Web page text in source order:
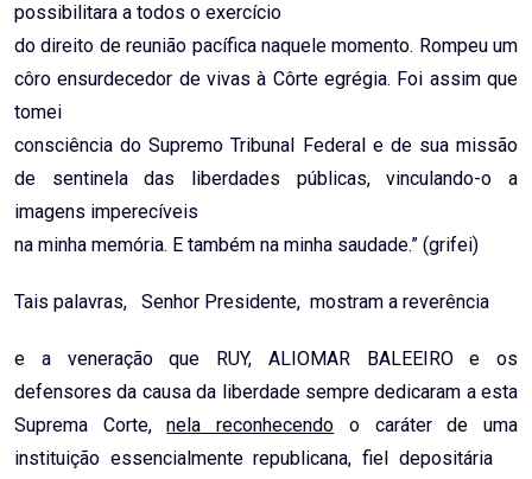
possibilitara a todos o exercício
do direito de reunião pacífica naquele momento. Rompeu um
côro ensurdecedor de vivas à Côrte egrégia. Foi assim que
tomei
consciência do Supremo Tribunal Federal e de sua missão
de sentinela das liberdades públicas, vinculando-o a
imagens imperecíveis
na minha memória. E também na minha saudade.” (grifei)
Tais palavras, Senhor Presidente, mostram a reverência
e a veneração que RUY, ALIOMAR BALEEIRO e os
defensores da causa da liberdade sempre dedicaram a esta
Suprema Corte,nela reconhecendo o caráter de uma
instituição essencialmente republicana, fiel depositária